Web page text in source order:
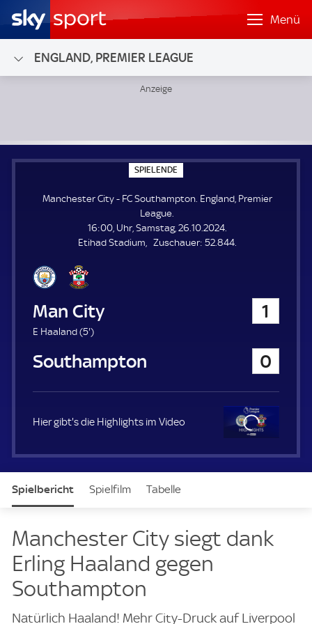
Menü
ENGLAND, PREMIER LEAGUE
SPIELENDE
P
E
N
E
Manchester City - FC Southampton. England, Premier
League.
16:00, Uhr, Samstag, 26.10.2024.
Etihad Stadium
Zuschauer: Z
52.844.
Manchester City 1
E Haaland (5'5
m
e
)
FC Southampton 0
Hier gibt's die Highlights im Video
Spielbericht Spielfilm Tabelle
Manchester City siegt dank
Erling Haaland gegen
Southampton
Natürlich Haaland! Mehr City-Druck auf Liverpool